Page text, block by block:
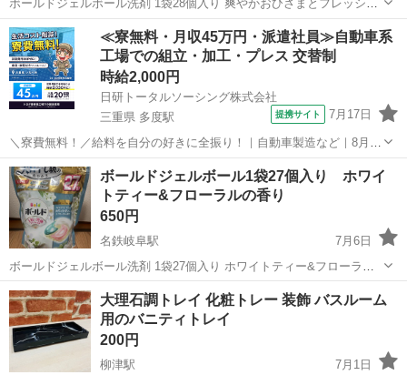
ボールドジェルボール洗剤 1袋28個入り 爽やかおひさまとフレッシュ
サボンの香り 未開封 送料等の負担がないため安い単価で設定しており
ます。 平日夜20時頃のお渡しが可能です。 土日祝のお渡しは要相談と
なります。
岐阜 岐阜市 名鉄岐阜駅 洗濯用品 おひさま
≪寮無料・月収45万円・派遣社員≫自動車系
工場での組立・加工・プレス 交替制
時給2,000円
日研トータルソーシング株式会社
三重県 多度駅
提携サイト 7月17日
＼寮費無料！／給料を自分の好きに全振り！｜自動車製造など｜8月入
社特典最大20万円！｜入社から半年後には時給2,050円！さらに長く働
くほど時給UP☆ トヨタ車の製造（組立・加工など） トヨタ車体各工
場でのミニバン・SUV...
三重 いなべ市 多度駅 その他
ボールドジェルボール1袋27個入り ホワイ
トティー&フローラルの香り
650円
名鉄岐阜駅
7月6日
ボールドジェルボール洗剤 1袋27個入り ホワイトティー&フローラル
の香り 未開封 送料等の負担がないため安い単価で設定しております。
平日夜20時頃のお渡しが可能です。 土日祝のお渡しは要相談となりま
す。
岐阜 岐阜市 名鉄岐阜駅 洗濯用品 ティー
大理石調トレイ 化粧トレー 装飾 バスルーム
用のバニティトレイ
200円
柳津駅
7月1日